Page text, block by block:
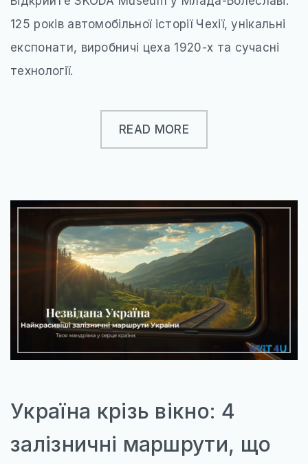
125 років автомобільної історії Чехії, унікальні
експонати, виробничі цеха 1920-х та сучасні
технології.
READ MORE
Україна крізь вікно: 4
залізничні маршрути, що